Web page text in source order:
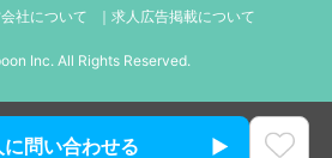
社について ｜ 求人広告掲載について
Inc. All Rights Reserved.
問い合わせる